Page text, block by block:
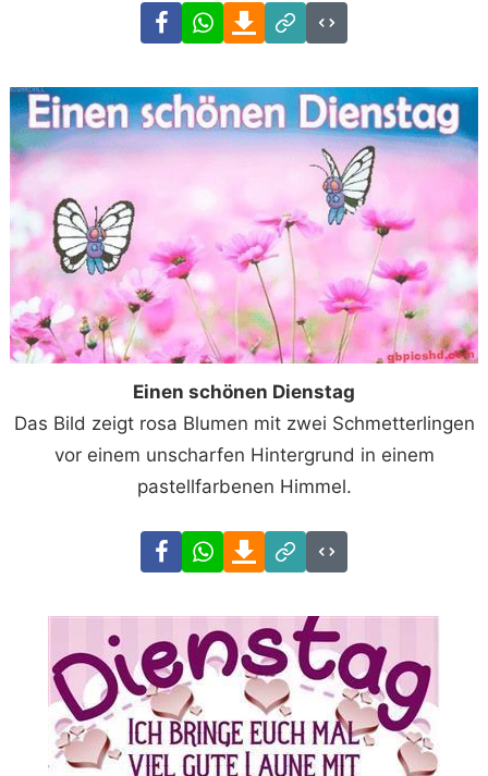
FacebookWhatsAppDownload
Link
Code
Einen schönen Dienstag
Das Bild zeigt rosa Blumen mit zwei Schmetterlingen
vor einem unscharfen Hintergrund in einem
pastellfarbenen Himmel.
FacebookWhatsAppDownload
Link
Code